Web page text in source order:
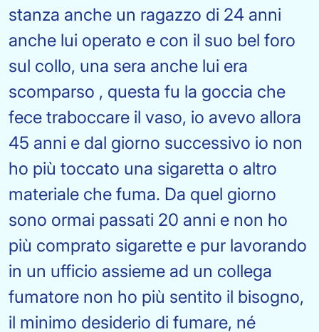
stanza anche un ragazzo di 24 anni
anche lui operato e con il suo bel foro
sul collo, una sera anche lui era
scomparso , questa fu la goccia che
fece traboccare il vaso, io avevo allora
45 anni e dal giorno successivo io non
ho più toccato una sigaretta o altro
materiale che fuma. Da quel giorno
sono ormai passati 20 anni e non ho
più comprato sigarette e pur lavorando
in un ufficio assieme ad un collega
fumatore non ho più sentito il bisogno,
il minimo desiderio di fumare, né